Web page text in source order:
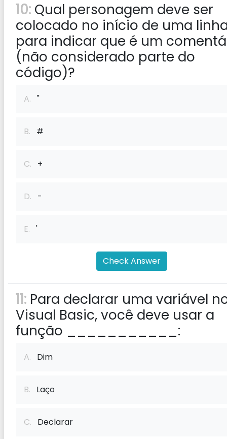
10: Qual personagem deve ser
colocado no início de uma
para indicar que é um
(não considerado parte do
código)?
A. "
B. #
C. +
D. -
E. '
Check Answer
11: Para declarar uma variável
Visual Basic, você deve usar a
função ___________:
A. Dim
B. Laço
C. Declarar